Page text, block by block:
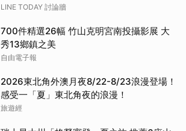
LINE TODAY 討論牆
700件精選26幅 竹山克明宮南投攝影展 大
秀13鄉鎮之美
自由電子報
2026東北角外澳月夜8/22-8/23浪漫登場！
感受一「夏」東北角夜的浪漫！
旅遊經